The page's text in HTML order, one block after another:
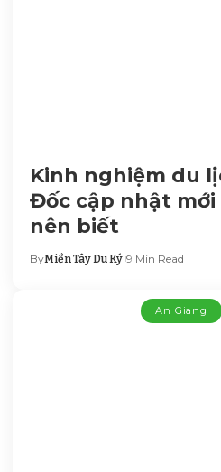
Kinh nghiệm du
Đốc cập nhật
nên biết
ByMiền Tây Du Ký 9 Min Read
An Giang